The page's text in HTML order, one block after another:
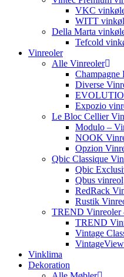
VKC
WITT
Della Marta
Tefcold
Vinreoler
Alle Vinreoler
Champagne
Diverse
Expozio
Le Bloc Cellier
Modulo –
NOOK
Opzion
Qbic Classique
Qbic
Qbus vinreol
RedRack
Rustik
TREND
TREND
Vintage
Vinklima
Dekoration